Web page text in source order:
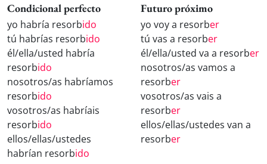
Condicional perfecto
yo habría resorbido
tú habrías resorbido
él/ella/usted habría
resorbido
nosotros/as habríamos
resorbido
vosotros/as habríais
resorbido
ellos/ellas/ustedes
habrían resorbido
Futuro próximo
yo voy a resorber
tú vas a resorber
él/ella/usted va a resorber
nosotros/as vamos a
resorber
vosotros/as vais a
resorber
ellos/ellas/ustedes van a
resorber